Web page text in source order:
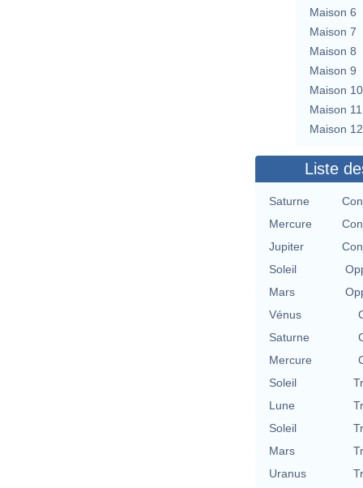
Maison 6
Maison 7
Maison 8
Maison 9
Maison 10
Maison 11
Maison 12
Liste
Saturne
Mercure
Jupiter
Soleil
Mars
Vénus
Saturne
Mercure
Soleil
Lune
Soleil
Mars
Uranus